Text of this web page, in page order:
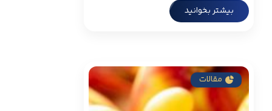
بیشتر بخوانید
مقالات